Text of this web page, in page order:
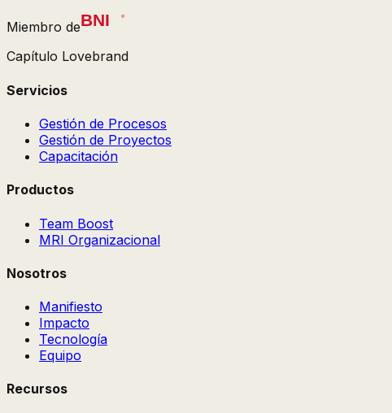
Miembro de
Capítulo Lovebrand
Servicios
Gestión de Procesos
Gestión de Proyectos
Capacitación
Productos
Team Boost
MRI Organizacional
Nosotros
Manifiesto
Impacto
Tecnología
Equipo
Recursos